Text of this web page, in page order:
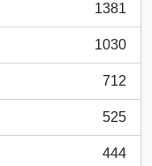
1381
1030
712
525
444